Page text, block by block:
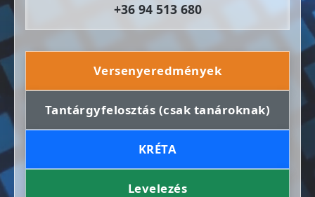
+36 94 513 680
Versenyeredmények
Tantárgyfelosztás (csak tanároknak)
KRÉTA
Levelezés